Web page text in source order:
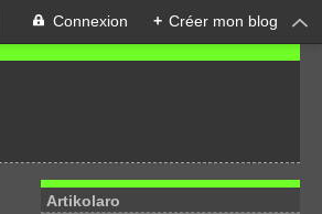
Connexion + Créer mon blog
Artikolaro